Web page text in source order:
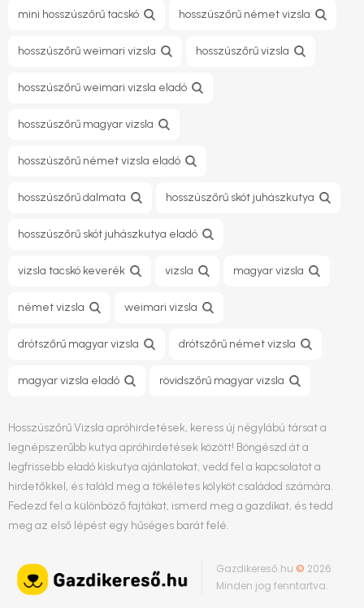
mini hosszúszőrű tacskó hosszúszőrű német vizsla
hosszúszőrű weimari vizsla hosszúszőrű vizsla
hosszúszőrű weimari vizsla eladó
hosszúszőrű magyar vizsla
hosszúszőrű német vizsla eladó
hosszúszőrű dalmata hosszúszőrű skót juhászkutya
hosszúszőrű skót juhászkutya eladó
vizsla tacskó keverék vizsla magyar vizsla
német vizsla weimari vizsla
drótszőrű magyar vizsla drótszőrű német vizsla
magyar vizsla eladó rövidszőrű magyar vizsla
Hosszúszőrű Vizsla apróhirdetések, keress új négylábú társat a
legnépszerűbb kutya apróhirdetések között! Böngészd át a
legfrissebb eladó kiskutya ajánlatokat, vedd fel a kapcsolatot a
hirdetőkkel, és találd meg a tökéletes kölyköt családod számára.
Fedezd fel a különböző fajtákat, ismerd meg a gazdikat, és tedd
meg az első lépést egy hűséges barát felé.
Gazdikereső.hu © 2026
Minden jog fenntartva.